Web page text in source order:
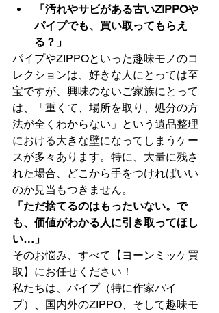
「汚れやサビがある古いZIPPOや
パイプでも、買い取ってもらえ
る？」
パイプやZIPPOといった趣味モノのコ
レクションは、好きな人にとっては至
宝ですが、興味のないご家族にとって
は、「重くて、場所を取り、処分の方
法が全くわからない」という遺品整理
における大きな壁になってしまうケー
スが多々あります。特に、大量に残さ
れた場合、どこから手をつければいい
のか見当もつきません。
「ただ捨てるのはもったいない。で
も、価値がわかる人に引き取ってほし
い…」
そのお悩み、すべて【ヨーンミッケ買
取】にお任せください！
私たちは、パイプ（特に作家パイ
プ）、国内外のZIPPO、そして趣味モ